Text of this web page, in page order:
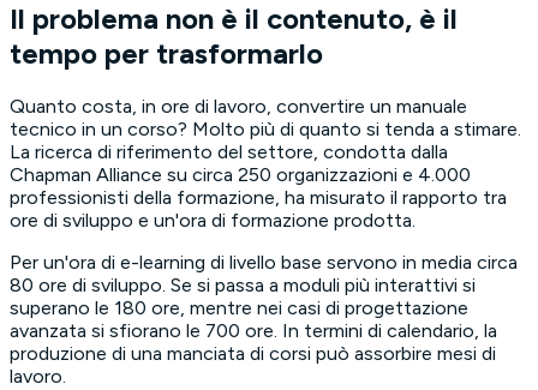
Il problema non è il contenuto, è il
tempo per trasformarlo
Quanto costa, in ore di lavoro, convertire un manuale
tecnico in un corso? Molto più di quanto si tenda a stimare.
La ricerca di riferimento del settore, condotta dalla
Chapman Alliance su circa 250 organizzazioni e 4.000
professionisti della formazione, ha misurato il rapporto tra
ore di sviluppo e un'ora di formazione prodotta.
Per un'ora di e-learning di livello base servono in media circa
80 ore di sviluppo. Se si passa a moduli più interattivi si
superano le 180 ore, mentre nei casi di progettazione
avanzata si sfiorano le 700 ore. In termini di calendario, la
produzione di una manciata di corsi può assorbire mesi di
lavoro.